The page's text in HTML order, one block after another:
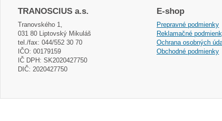
TRANOSCIUS a.s.
Tranovského 1,
031 80 Liptovský Mikuláš
tel./fax: 044/552 30 70
IČO: 00179159
IČ DPH: SK2020427750
DIČ: 2020427750
E-shop
Prepravné podmienky
Reklamačné
Ochrana osobných
Obchodné podmienky